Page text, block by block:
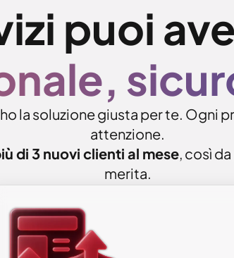
puoi
ho la soluzione giusta per te.
attenzione.
di 3 nuovi clienti al mese, così
merita.